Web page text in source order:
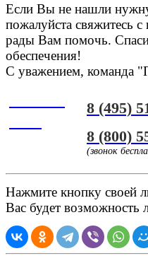
Если Вы не нашли
пожалуйста свяжитесь
рады Вам помочь.
обеспечения!
С уважением, команда
8 (495)
8 (800)
(звонок
Нажмите кнопку своей
Вас будет возможность